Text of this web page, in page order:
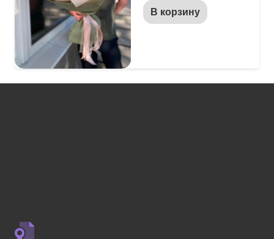
В корзину